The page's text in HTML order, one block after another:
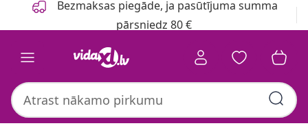
Bezmaksas piegāde, ja pasūtījuma summa
pārsniedz 80 €